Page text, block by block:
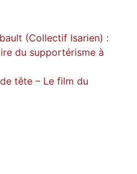
(Collectif Isarien) :
du supportérisme à
tête – Le film du